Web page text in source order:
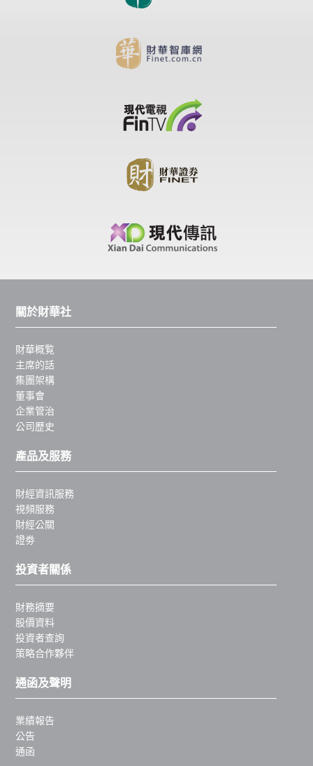
關於財華社
財華概覧
主席的話
集團架構
董事會
企業管治
公司歷史
產品及服務
財經資訊服務
視頻服務
財經公關
證劵
投資者關係
財務摘要
股價資料
投資者查詢
策略合作夥伴
通函及聲明
業績報告
公告
通函